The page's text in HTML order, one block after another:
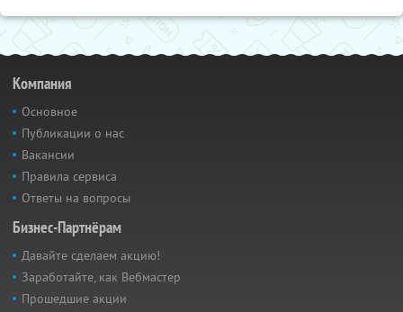
Компания
Основное
Публикации о нас
Вакансии
Правила сервиса
Ответы на вопросы
Бизнес-Партнёрам
Давайте сделаем акцию!
Заработайте, как Вебмастер
Прошедшие акции